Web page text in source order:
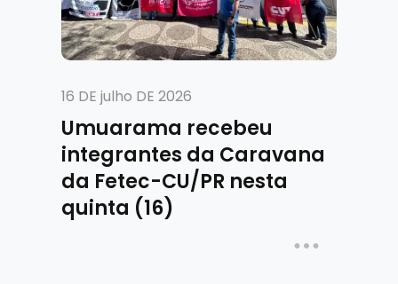
16 DE julho DE 2026
Umuarama recebeu
integrantes da Caravana
da Fetec-CU/PR nesta
quinta (16)